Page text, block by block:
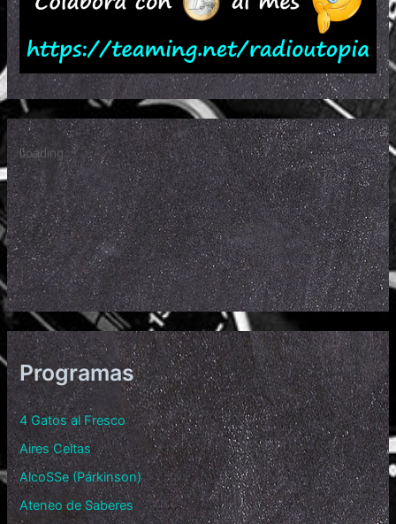
Programas
4 Gatos al Fresco
Aires Celtas
AlcoSSe (Párkinson)
Ateneo de Saberes